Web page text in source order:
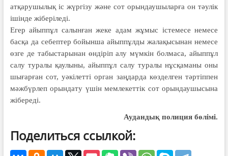
атқарушылық іс жүргізу және сот орындаушыларға он тәулік
ішінде жіберіледі.
Егер айыппұл салынған жеке адам жұмыс істемесе немесе
басқа да себептер бойынша айыппұлды жалақысынан немесе
өзге де табыс­тарынан өндіріп алу мүмкін болмаса, айыппұл
салу туралы қаулыны, айыппұл салу туралы нұсқаманы оны
шығарған сот, уәкілетті орган заңдарда көзделген тәртіппен
мәжбүрлеп орындату үшін мемлекеттік сот орындаушысына
жібереді.
Аудандық полиция бөлімі.
Поделиться ссылкой: